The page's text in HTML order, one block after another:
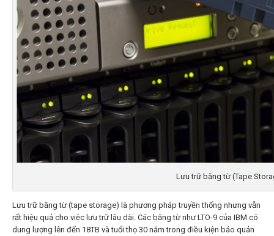
Lưu trữ băng từ (Tape
Lưu trữ băng từ (tape storage) là phương pháp truyền thống nhưng vẫn
rất hiệu quả cho việc lưu trữ lâu dài. Các băng từ như LTO-9 của IBM có
dung lượng lên đến 18TB và tuổi thọ 30 năm trong điều kiện bảo quản